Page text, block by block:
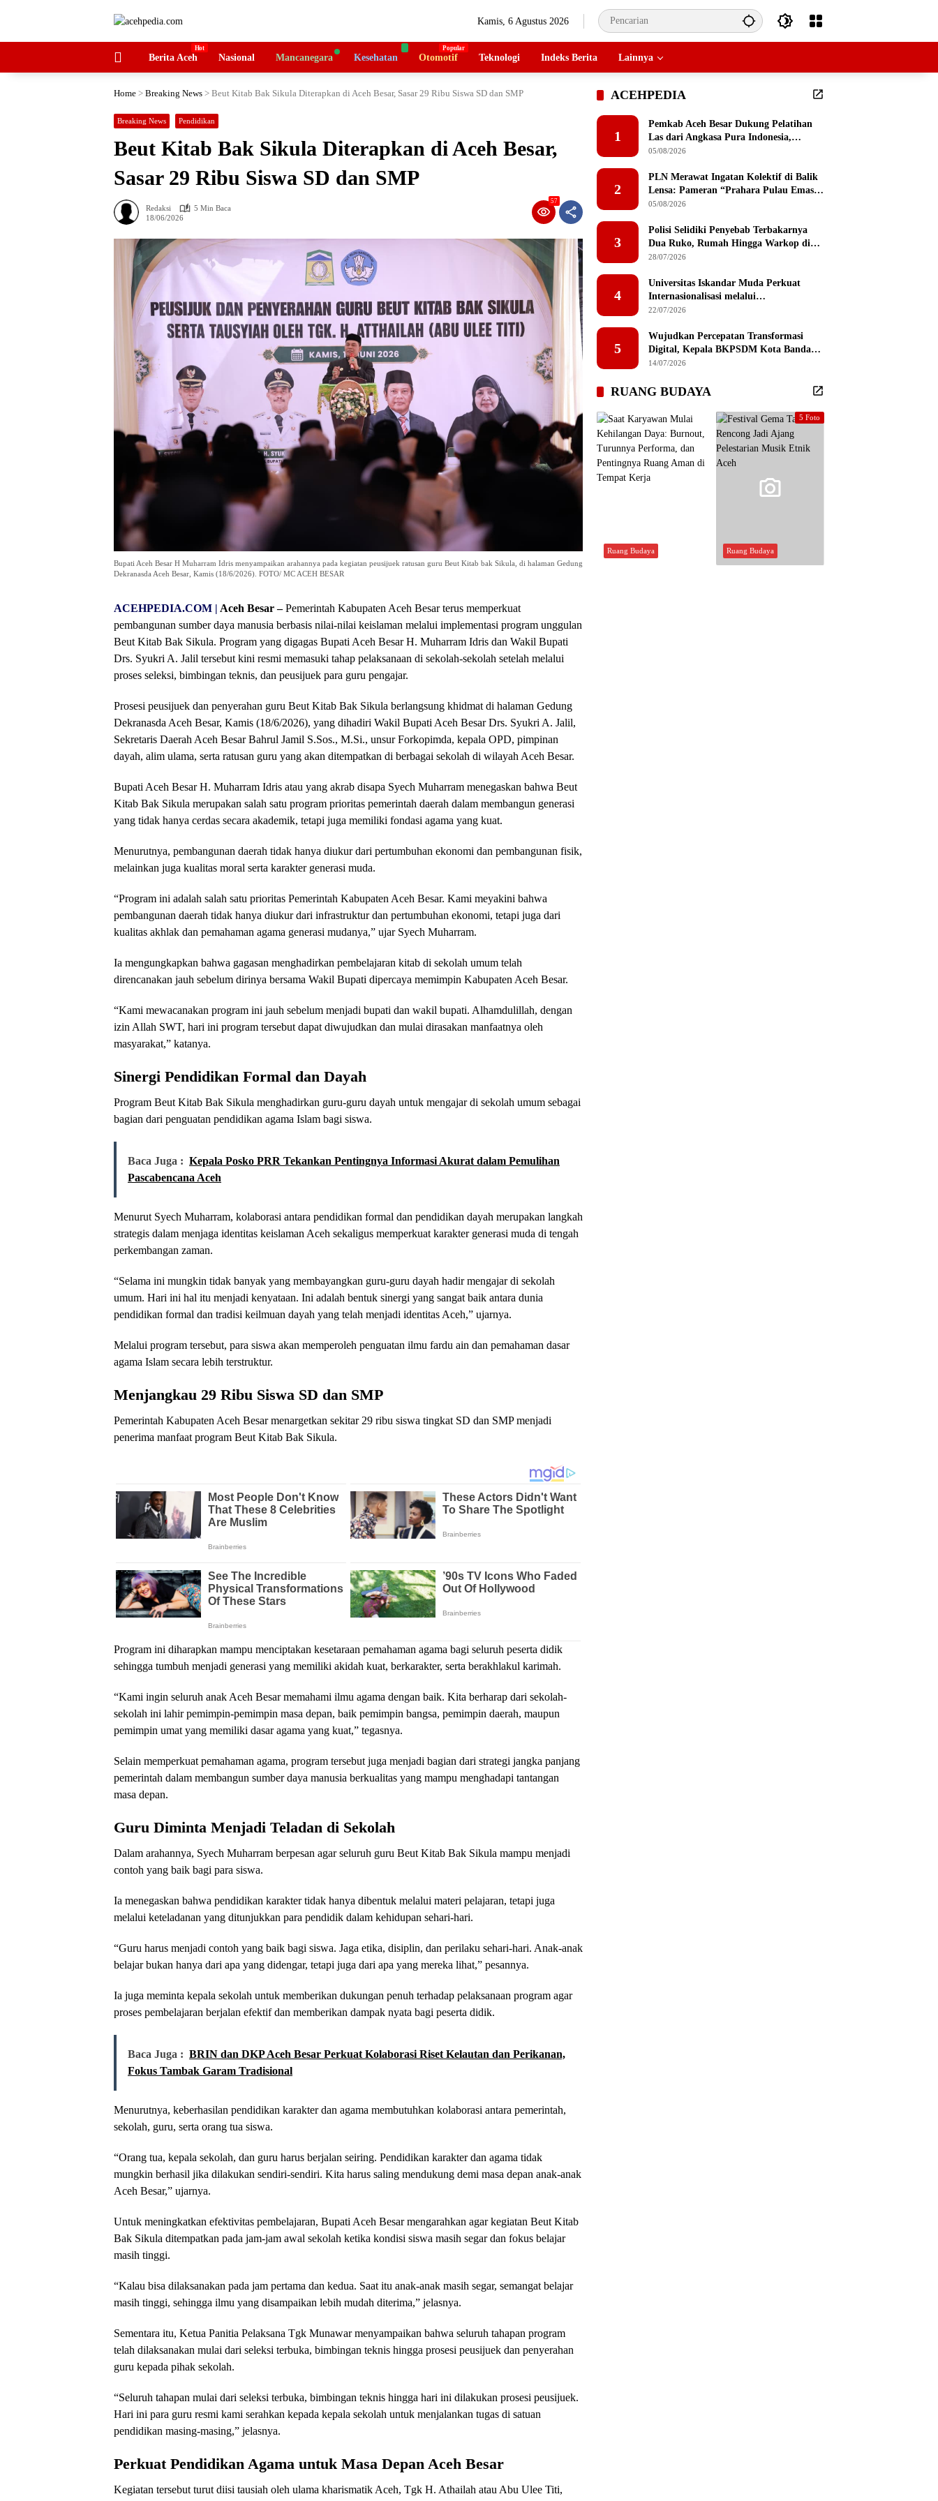
Kamis, 6 Agustus 2026
HOMEBerita Aceh Nasional Mancanegara Kesehatan Otomotif Teknologi Indeks Berita Lainnya
Home > Breaking News > Beut Kitab Bak Sikula Diterapkan di Aceh Besar, Sasar 29 Ribu Siswa SD dan SMP
Breaking News Pendidikan
Beut Kitab Bak Sikula Diterapkan di Aceh Besar,
Sasar 29 Ribu Siswa SD dan SMP
Redaksi
5 Min Baca
18/06/2026
57
Bupati Aceh Besar H Muharram Idris menyampaikan arahannya pada kegiatan peusijuek ratusan guru Beut Kitab bak Sikula, di halaman Gedung
Dekranasda Aceh Besar, Kamis (18/6/2026). FOTO/ MC ACEH BESAR
ACEHPEDIA.COM | Aceh Besar –Pemerintah Kabupaten Aceh Besar terus memperkuat
pembangunan sumber daya manusia berbasis nilai-nilai keislaman melalui implementasi program unggulan
Beut Kitab Bak Sikula. Program yang digagas Bupati Aceh Besar H. Muharram Idris dan Wakil Bupati
Drs. Syukri A. Jalil tersebut kini resmi memasuki tahap pelaksanaan di sekolah-sekolah setelah melalui
proses seleksi, bimbingan teknis, dan peusijuek para guru pengajar.
Prosesi peusijuek dan penyerahan guru Beut Kitab Bak Sikula berlangsung khidmat di halaman Gedung
Dekranasda Aceh Besar, Kamis (18/6/2026), yang dihadiri Wakil Bupati Aceh Besar Drs. Syukri A. Jalil,
Sekretaris Daerah Aceh Besar Bahrul Jamil S.Sos., M.Si., unsur Forkopimda, kepala OPD, pimpinan
dayah, alim ulama, serta ratusan guru yang akan ditempatkan di berbagai sekolah di wilayah Aceh Besar.
Bupati Aceh Besar H. Muharram Idris atau yang akrab disapa Syech Muharram menegaskan bahwa Beut
Kitab Bak Sikula merupakan salah satu program prioritas pemerintah daerah dalam membangun generasi
yang tidak hanya cerdas secara akademik, tetapi juga memiliki fondasi agama yang kuat.
Menurutnya, pembangunan daerah tidak hanya diukur dari pertumbuhan ekonomi dan pembangunan fisik,
melainkan juga kualitas moral serta karakter generasi muda.
“Program ini adalah salah satu prioritas Pemerintah Kabupaten Aceh Besar. Kami meyakini bahwa
pembangunan daerah tidak hanya diukur dari infrastruktur dan pertumbuhan ekonomi, tetapi juga dari
kualitas akhlak dan pemahaman agama generasi mudanya,” ujar Syech Muharram.
Ia mengungkapkan bahwa gagasan menghadirkan pembelajaran kitab di sekolah umum telah
direncanakan jauh sebelum dirinya bersama Wakil Bupati dipercaya memimpin Kabupaten Aceh Besar.
“Kami mewacanakan program ini jauh sebelum menjadi bupati dan wakil bupati. Alhamdulillah, dengan
izin Allah SWT, hari ini program tersebut dapat diwujudkan dan mulai dirasakan manfaatnya oleh
masyarakat,” katanya.
Sinergi Pendidikan Formal dan Dayah
Program Beut Kitab Bak Sikula menghadirkan guru-guru dayah untuk mengajar di sekolah umum sebagai
bagian dari penguatan pendidikan agama Islam bagi siswa.
Baca Juga : Kepala Posko PRR Tekankan Pentingnya Informasi Akurat dalam Pemulihan
Pascabencana Aceh
Menurut Syech Muharram, kolaborasi antara pendidikan formal dan pendidikan dayah merupakan langkah
strategis dalam menjaga identitas keislaman Aceh sekaligus memperkuat karakter generasi muda di tengah
perkembangan zaman.
“Selama ini mungkin tidak banyak yang membayangkan guru-guru dayah hadir mengajar di sekolah
umum. Hari ini hal itu menjadi kenyataan. Ini adalah bentuk sinergi yang sangat baik antara dunia
pendidikan formal dan tradisi keilmuan dayah yang telah menjadi identitas Aceh,” ujarnya.
Melalui program tersebut, para siswa akan memperoleh penguatan ilmu fardu ain dan pemahaman dasar
agama Islam secara lebih terstruktur.
Menjangkau 29 Ribu Siswa SD dan SMP
Pemerintah Kabupaten Aceh Besar menargetkan sekitar 29 ribu siswa tingkat SD dan SMP menjadi
penerima manfaat program Beut Kitab Bak Sikula.
Program ini diharapkan mampu menciptakan kesetaraan pemahaman agama bagi seluruh peserta didik
sehingga tumbuh menjadi generasi yang memiliki akidah kuat, berkarakter, serta berakhlakul karimah.
“Kami ingin seluruh anak Aceh Besar memahami ilmu agama dengan baik. Kita berharap dari sekolah-
sekolah ini lahir pemimpin-pemimpin masa depan, baik pemimpin bangsa, pemimpin daerah, maupun
pemimpin umat yang memiliki dasar agama yang kuat,” tegasnya.
Selain memperkuat pemahaman agama, program tersebut juga menjadi bagian dari strategi jangka panjang
pemerintah dalam membangun sumber daya manusia berkualitas yang mampu menghadapi tantangan
masa depan.
Guru Diminta Menjadi Teladan di Sekolah
Dalam arahannya, Syech Muharram berpesan agar seluruh guru Beut Kitab Bak Sikula mampu menjadi
contoh yang baik bagi para siswa.
Ia menegaskan bahwa pendidikan karakter tidak hanya dibentuk melalui materi pelajaran, tetapi juga
melalui keteladanan yang ditunjukkan para pendidik dalam kehidupan sehari-hari.
“Guru harus menjadi contoh yang baik bagi siswa. Jaga etika, disiplin, dan perilaku sehari-hari. Anak-anak
belajar bukan hanya dari apa yang didengar, tetapi juga dari apa yang mereka lihat,” pesannya.
Ia juga meminta kepala sekolah untuk memberikan dukungan penuh terhadap pelaksanaan program agar
proses pembelajaran berjalan efektif dan memberikan dampak nyata bagi peserta didik.
Baca Juga : BRIN dan DKP Aceh Besar Perkuat Kolaborasi Riset Kelautan dan Perikanan,
Fokus Tambak Garam Tradisional
Menurutnya, keberhasilan pendidikan karakter dan agama membutuhkan kolaborasi antara pemerintah,
sekolah, guru, serta orang tua siswa.
“Orang tua, kepala sekolah, dan guru harus berjalan seiring. Pendidikan karakter dan agama tidak
mungkin berhasil jika dilakukan sendiri-sendiri. Kita harus saling mendukung demi masa depan anak-anak
Aceh Besar,” ujarnya.
Untuk meningkatkan efektivitas pembelajaran, Bupati Aceh Besar mengarahkan agar kegiatan Beut Kitab
Bak Sikula ditempatkan pada jam-jam awal sekolah ketika kondisi siswa masih segar dan fokus belajar
masih tinggi.
“Kalau bisa dilaksanakan pada jam pertama dan kedua. Saat itu anak-anak masih segar, semangat belajar
masih tinggi, sehingga ilmu yang disampaikan lebih mudah diterima,” jelasnya.
Sementara itu, Ketua Panitia Pelaksana Tgk Munawar menyampaikan bahwa seluruh tahapan program
telah dilaksanakan mulai dari seleksi terbuka, bimbingan teknis hingga prosesi peusijuek dan penyerahan
guru kepada pihak sekolah.
“Seluruh tahapan mulai dari seleksi terbuka, bimbingan teknis hingga hari ini dilakukan prosesi peusijuek.
Hari ini para guru resmi kami serahkan kepada kepala sekolah untuk menjalankan tugas di satuan
pendidikan masing-masing,” jelasnya.
Perkuat Pendidikan Agama untuk Masa Depan Aceh Besar
Kegiatan tersebut turut diisi tausiah oleh ulama kharismatik Aceh, Tgk H. Athailah atau Abu Ulee Titi,
ACEHPEDIA
1
Pemkab Aceh Besar Dukung Pelatihan
Las dari Angkasa Pura Indonesia,
Peserta Dapat Mesin Las Gratis Usai
05/08/2026
2
PLN Merawat Ingatan Kolektif di Balik
Lensa: Pameran “Prahara Pulau Emas”
Singgah di Serambi Mekkah
05/08/2026
3
Polisi Selidiki Penyebab Terbakarnya
Dua Ruko, Rumah Hingga Warkop di
Lamteumen Timur Banda Aceh
28/07/2026
4
Universitas Iskandar Muda Perkuat
Internasionalisasi melalui
Penandatanganan MoU dengan
Selatan
22/07/2026
5
Wujudkan Percepatan Transformasi
Digital, Kepala BKPSDM Kota Banda
Aceh Ajak ASN Manfaatkan Lemari
14/07/2026
RUANG BUDAYA
Ruang Budaya
5 Foto
Ruang Budaya